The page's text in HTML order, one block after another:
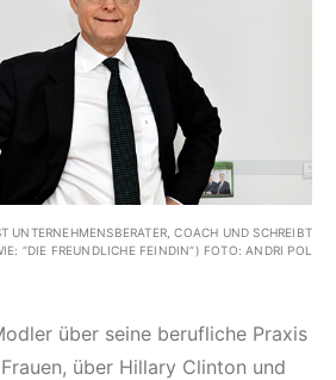
UNTERNEHMENSBERATER, COACH UND SCHREIBT
“DIE FREUNDLICHE FEINDIN“) FOTO: ANDRI POL
über seine berufliche Praxis
über Hillary Clinton und